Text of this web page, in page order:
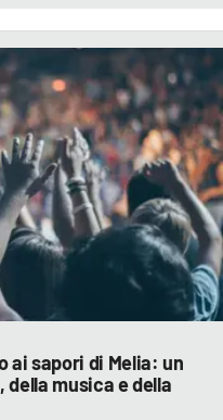
ai sapori di Melia: un
della musica e della